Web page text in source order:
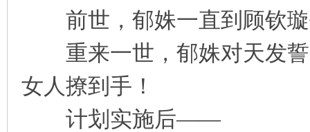
前世，郁姝一直到顾钦璇
重来一世，郁姝对天发誓
女人撩到手！
计划实施后——